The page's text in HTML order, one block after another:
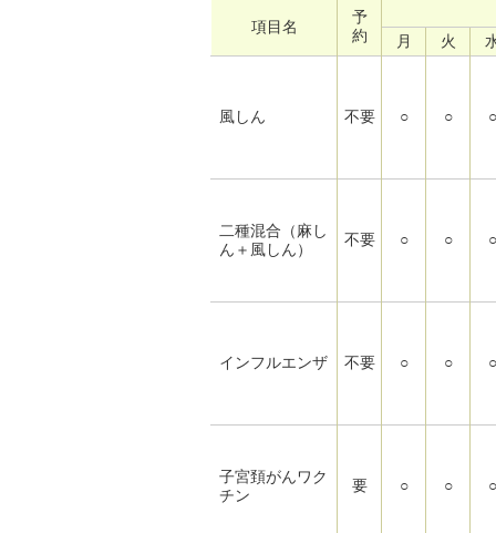
項目名
予
約
月 火
風しん 不要 ○ ○ ○
二種混合（麻し
ん＋風しん）
不要 ○ ○ ○
インフルエンザ 不要 ○ ○ ○
子宮頚がんワク
チン
要 ○ ○ ○